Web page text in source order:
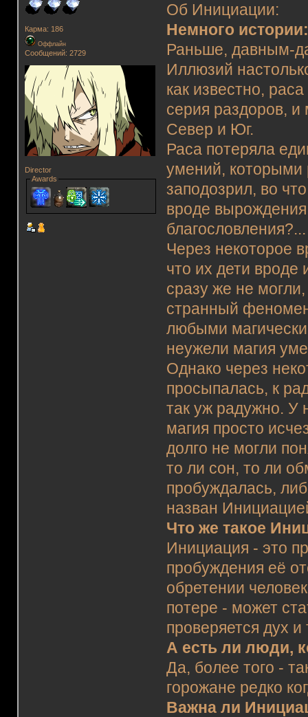
Карма: 186
Оффлайн
Сообщений: 2729
Director
Awards
Об Инициации:
Немного
Раньше, давным-
Иллюзий
как известно,
серия раздоров, и
Север и Юг.
Раса потеряла
умений, которыми
заподозрил, во
вроде
благословления?...
Через некоторое
что их дети вроде
сразу же не
странный
любыми
неужели магия
Однако через
просыпалась, к
так уж радужно. У
магия просто
долго не могли
то ли сон, то ли
пробуждалась,
назван
Что же такое
Инициация - это
пробуждения её
обретении
потере - может
проверяется дух
А есть ли люди,
Да, более того -
горожане редко
Важна ли